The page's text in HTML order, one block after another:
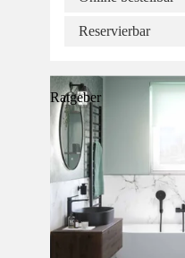
Reservierbar
Ratgeber